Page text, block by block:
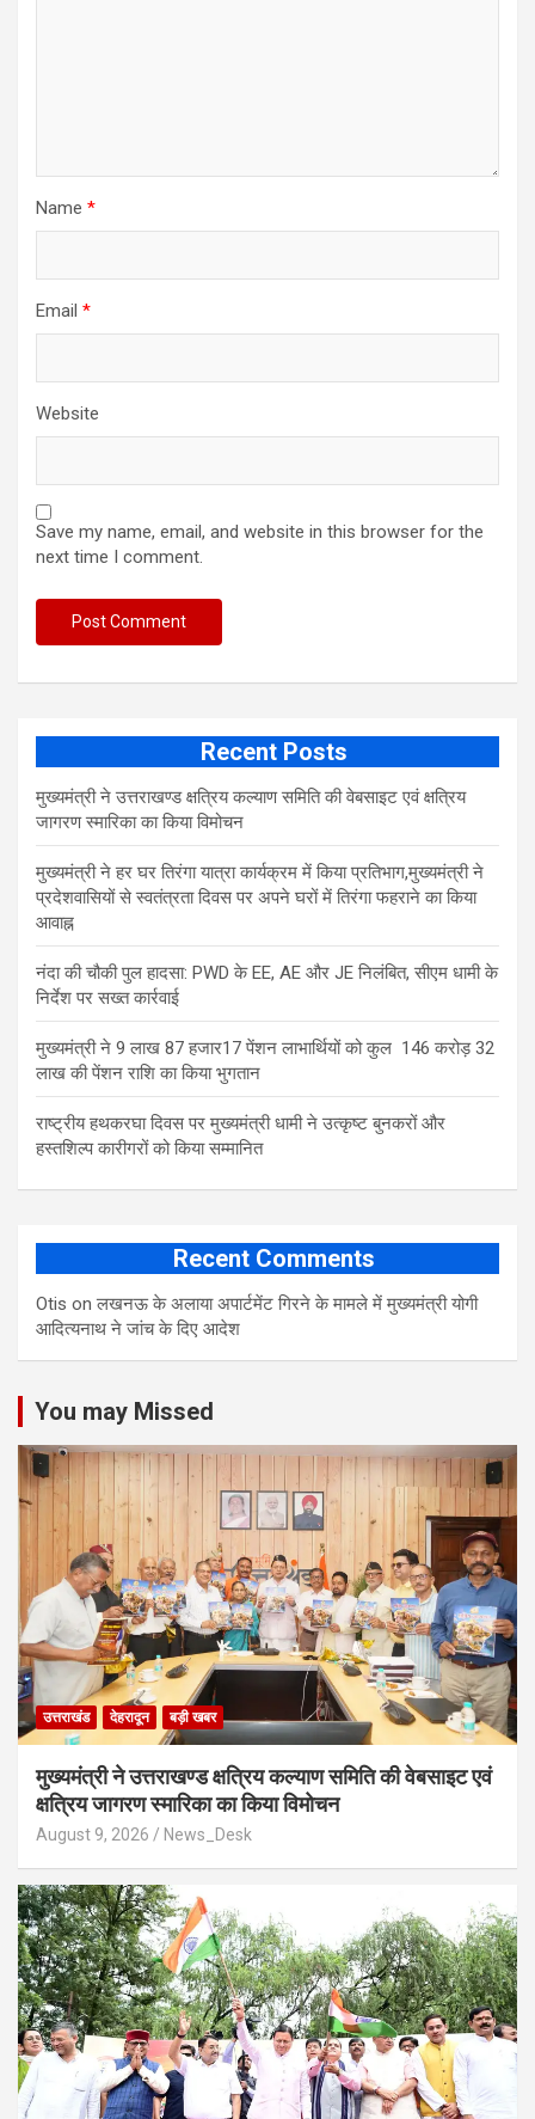
Name *
Email *
Website
Save my name, email, and website in this browser for the
next time I comment.
Recent Posts
मुख्यमंत्री ने उत्तराखण्ड क्षत्रिय कल्याण समिति की वेबसाइट एवं क्षत्रिय
जागरण स्मारिका का किया विमोचन
मुख्यमंत्री ने हर घर तिरंगा यात्रा कार्यक्रम में किया प्रतिभाग,मुख्यमंत्री ने
प्रदेशवासियों से स्वतंत्रता दिवस पर अपने घरों में तिरंगा फहराने का किया
आवाह्न
नंदा की चौकी पुल हादसा: PWD के EE, AE और JE निलंबित, सीएम धामी के
निर्देश पर सख्त कार्रवाई
मुख्यमंत्री ने 9 लाख 87 हजार17 पेंशन लाभार्थियों को कुल 146 करोड़ 32
लाख की पेंशन राशि का किया भुगतान
राष्ट्रीय हथकरघा दिवस पर मुख्यमंत्री धामी ने उत्कृष्ट बुनकरों और
हस्तशिल्प कारीगरों को किया सम्मानित
Recent Comments
Otis onलखनऊ के अलाया अपार्टमेंट गिरने के मामले में मुख्‍यमंत्री योगी
आद‍ित्‍यनाथ ने जांच के द‍िए आदेश
You may Missed
उत्तराखंड देहरादून बड़ी खबर
मुख्यमंत्री ने उत्तराखण्ड क्षत्रिय कल्याण समिति की वेबसाइट एवं
क्षत्रिय जागरण स्मारिका का किया विमोचन
August 9, 2026 News_Desk